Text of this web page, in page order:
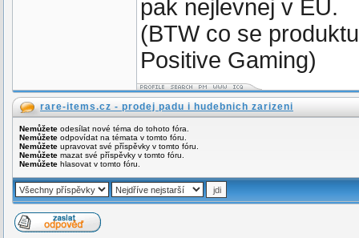
pak nejlevnej v EU.
(BTW co se
Positive Gaming)
rare-items.cz - prodej padu i hudebnich zarizeni
Nemůžete odesílat nové téma do tohoto fóra.
Nemůžete odpovídat na témata v tomto fóru.
Nemůžete upravovat své příspěvky v tomto fóru.
Nemůžete mazat své příspěvky v tomto fóru.
Nemůžete hlasovat v tomto fóru.